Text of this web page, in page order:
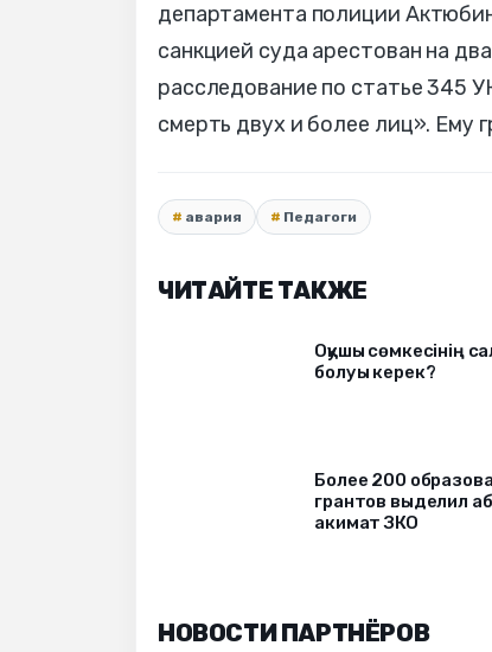
департамента полиции
санкцией суда арестован на
расследование по статье 345
смерть двух и более лиц». Ему
авария Педагоги
ЧИТАЙТЕ ТАКЖЕ
Оқушы сөмкесінің
болуы керек?
Более 200
грантов выделил
акимат ЗКО
НОВОСТИ ПАРТНЁРОВ